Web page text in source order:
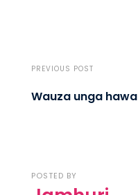
PREVIOUS POST
Wauza unga hawa
POSTED BY